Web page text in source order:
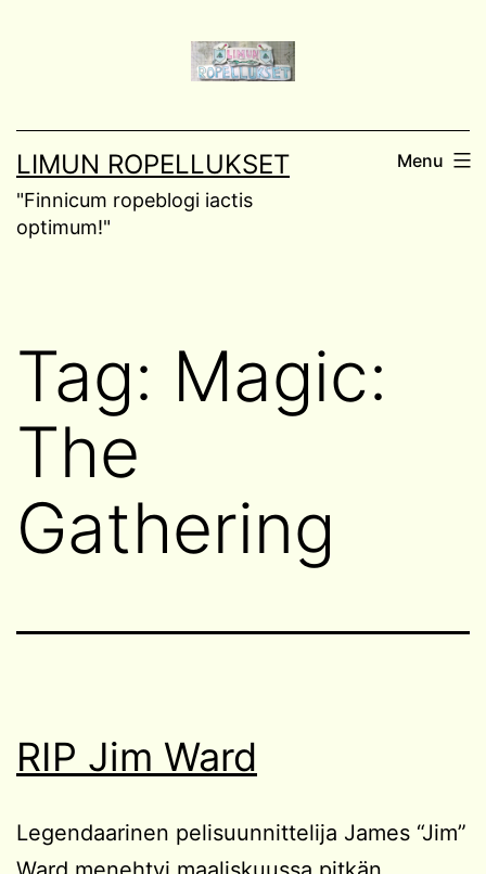
LIMUN ROPELLUKSET
"Finnicum ropeblogi iactis
optimum!"
Menu
Tag: Magic:
The
Gathering
RIP Jim Ward
Legendaarinen pelisuunnittelija James “Jim”